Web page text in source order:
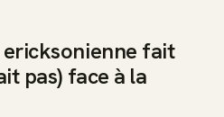
ericksonienne fait
pas) face à la